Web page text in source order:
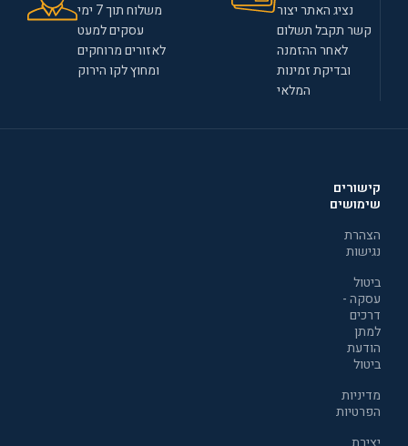
נציג האתר יצור
קשר תקבל תשלום
לאחר ההזמנה
ובדיקת זמינות
המלאי
משלוח תוך 7 ימי
עסקים למעט
לאזורים מרוחקים
ומחוץ לקו הירוק
קישורים
שימושים
הצהרת
נגישות
ביטול
עסקה -
דרכים
למתן
הודעת
ביטול
מדיניות
הפרטיות